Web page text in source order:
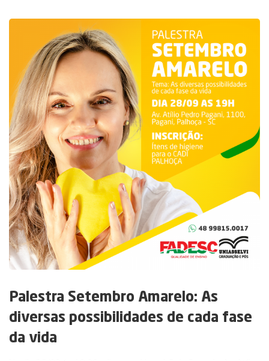
Palestra Setembro Amarelo: As
diversas possibilidades de cada fase
da vida